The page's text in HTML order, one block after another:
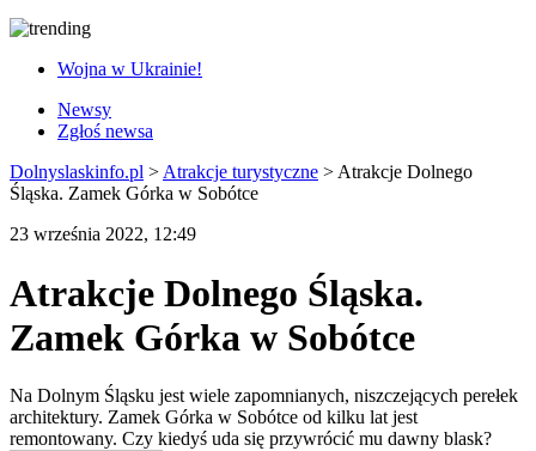
Wojna w Ukrainie!
Newsy
Zgłoś newsa
Dolnyslaskinfo.pl > Atrakcje turystyczne > Atrakcje Dolnego
Śląska. Zamek Górka w Sobótce
23 września 2022, 12:49
Atrakcje Dolnego Śląska.
Zamek Górka w Sobótce
Na Dolnym Śląsku jest wiele zapomnianych, niszczejących perełek
architektury. Zamek Górka w Sobótce od kilku lat jest
remontowany. Czy kiedyś uda się przywrócić mu dawny blask?